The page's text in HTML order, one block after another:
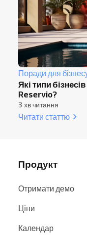
Поради для
Які типи
Reservio?
3 хв читання
Читати статтю
Продукт
Отримати демо
Ціни
Календар